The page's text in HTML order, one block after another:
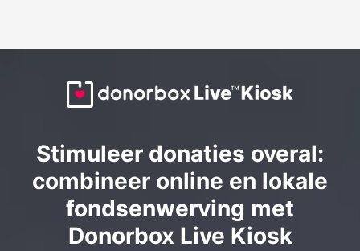
Stimuleer donaties overal:
combineer online en lokale
fondsenwerving met
Donorbox Live Kiosk